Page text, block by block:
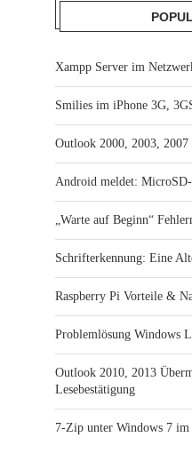
Xampp Server im
Smilies im iPhone 3G,
Outlook 2000, 2003,
Android meldet:
„Warte auf Beginn“
Schrifterkennung: Eine
Raspberry Pi Vorteile &
Problemlösung Windows
Outlook 2010, 2013
Lesebestätigung
7-Zip unter Windows 7 im